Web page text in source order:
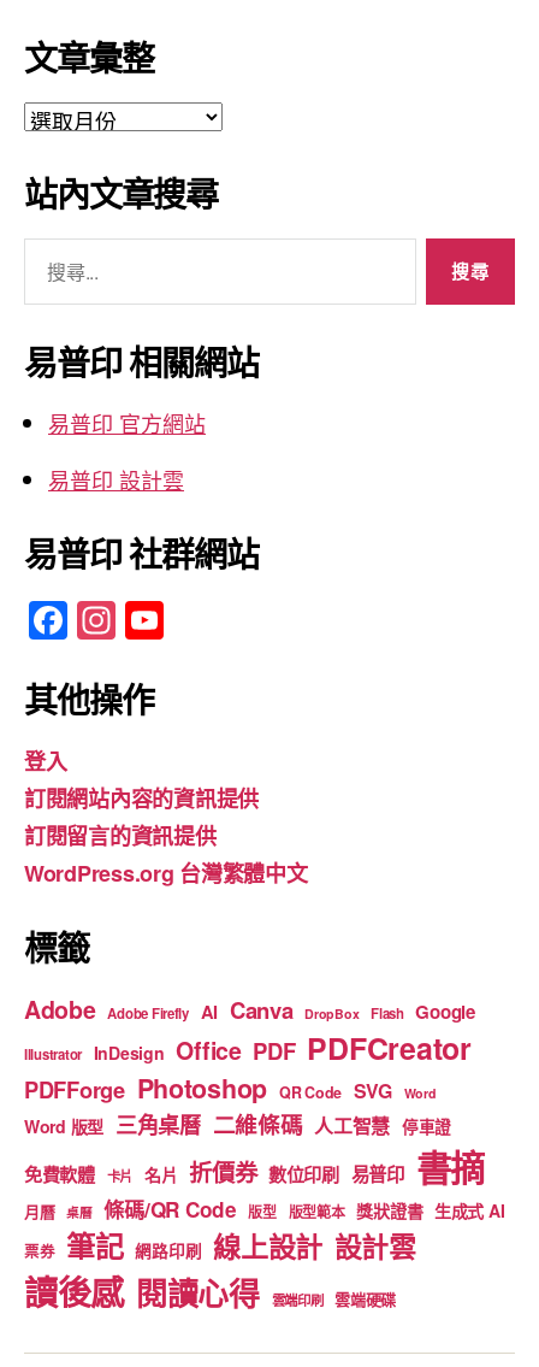
文章彙整
文
彙
整
站內文章搜尋
關
鍵
字:
易普印 相關網站
易普印 官方網站
易普印 設計雲
易普印 社群網站
F
a
c
b
o
o
k
In
st
a
gr
a
m
u
b
e
其他操作
登入
訂閱網站內容的資訊提供
訂閱留言的資訊提供
WordPress.org 台灣繁體中文
標籤
Adobe Adobe Firefly AI Canva DropBox Flash Google
Illustrator InDesign Office PDF PDFCreator
PDFForge Photoshop QR Code SVG Word
Word 版型 三角桌曆 二維條碼 人工智慧 停車證
免費軟體 卡片 名片 折價券 數位印刷 易普印 書摘
月曆 桌曆 條碼/QR Code 版型 版型範本 獎狀證書 生成式 AI
票券 筆記 網路印刷 線上設計 設計雲
讀後感 閱讀心得 雲端印刷 雲端硬碟